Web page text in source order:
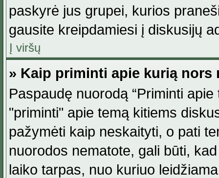
paskyrė jus grupei, kurios
gausite kreipdamiesi į diskusijų
Į viršų
» Kaip priminti apie kurią nors
Paspaudę nuorodą “Priminti
"priminti" apie temą kitiems
pažymėti kaip neskaityti, o pati
nuorodos nematote, gali būti,
laiko tarpas, nuo kuriuo